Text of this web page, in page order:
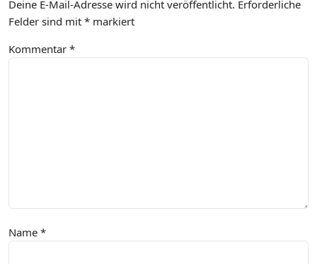
Deine E-Mail-Adresse wird nicht veröffentlicht. Erforderliche
Felder sind mit * markiert
Kommentar *
Name *